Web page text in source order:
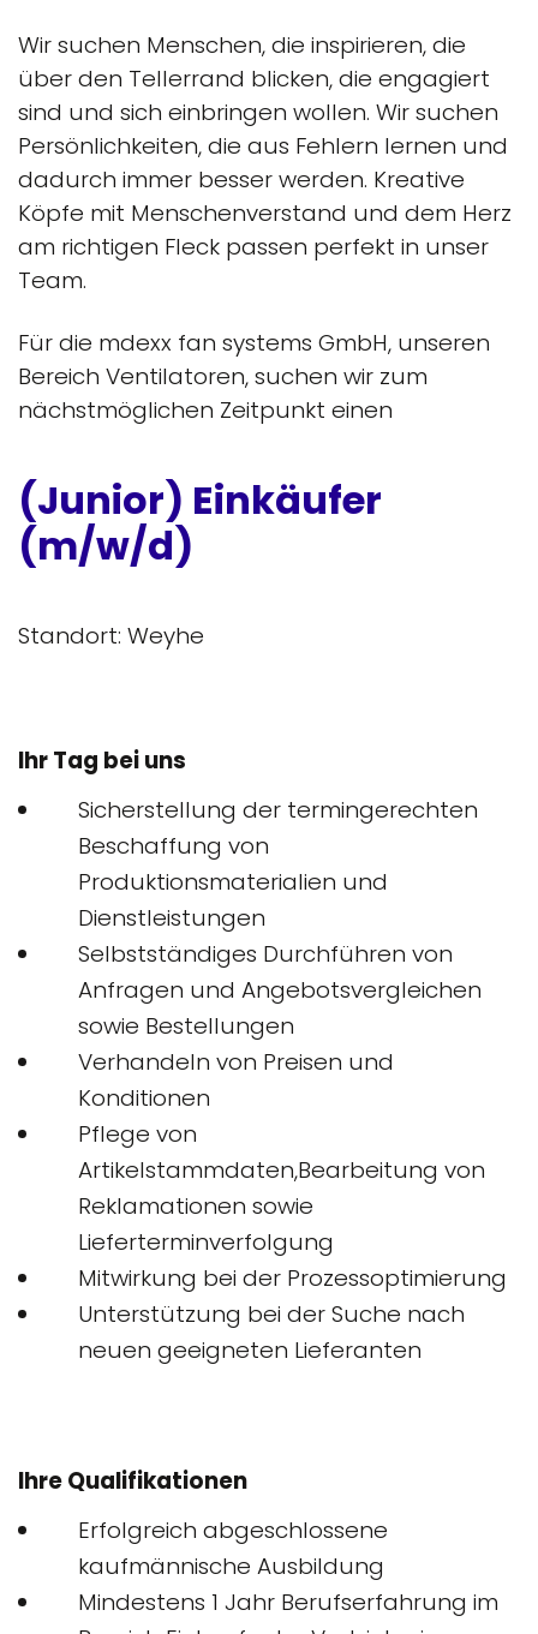
Wir suchen Menschen, die inspirieren, die
über den Tellerrand blicken, die engagiert
sind und sich einbringen wollen. Wir suchen
Persönlichkeiten, die aus Fehlern lernen und
dadurch immer besser werden. Kreative
Köpfe mit Menschenverstand und dem Herz
am richtigen Fleck passen perfekt in unser
Team.
Für die mdexx fan systems GmbH, unseren
Bereich Ventilatoren, suchen wir zum
nächstmöglichen Zeitpunkt einen
(Junior) Einkäufer
(m/w/d)
Standort: Weyhe
Ihr Tag bei uns
Sicherstellung der termingerechten
Beschaffung von
Produktionsmaterialien und
Dienstleistungen
Selbstständiges Durchführen von
Anfragen und Angebotsvergleichen
sowie Bestellungen
Verhandeln von Preisen und
Konditionen
Pflege von
Artikelstammdaten,Bearbeitung von
Reklamationen sowie
Lieferterminverfolgung
Mitwirkung bei der Prozessoptimierung
Unterstützung bei der Suche nach
neuen geeigneten Lieferanten
Ihre Qualifikationen
Erfolgreich abgeschlossene
kaufmännische Ausbildung
Mindestens 1 Jahr Berufserfahrung im